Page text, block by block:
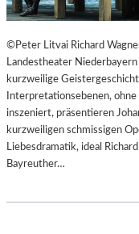
©Peter Litvai Richard
Landestheater
kurzweilige
Interpretationsebenen,
inszeniert, präsentieren
kurzweiligen schmissigen
Liebesdramatik, ideal
Bayreuther…